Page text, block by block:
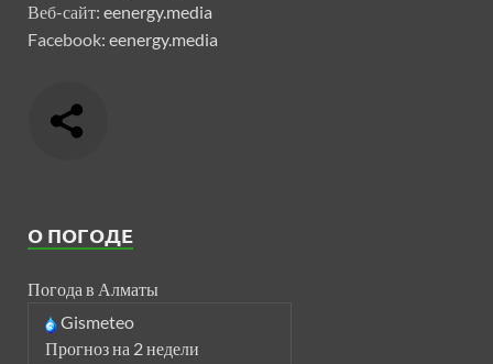
Веб-сайт: eenergy.media
Facebook: eenergy.media
О ПОГОДЕ
Погода в Алматы
Gismeteo
Прогноз на 2 недели